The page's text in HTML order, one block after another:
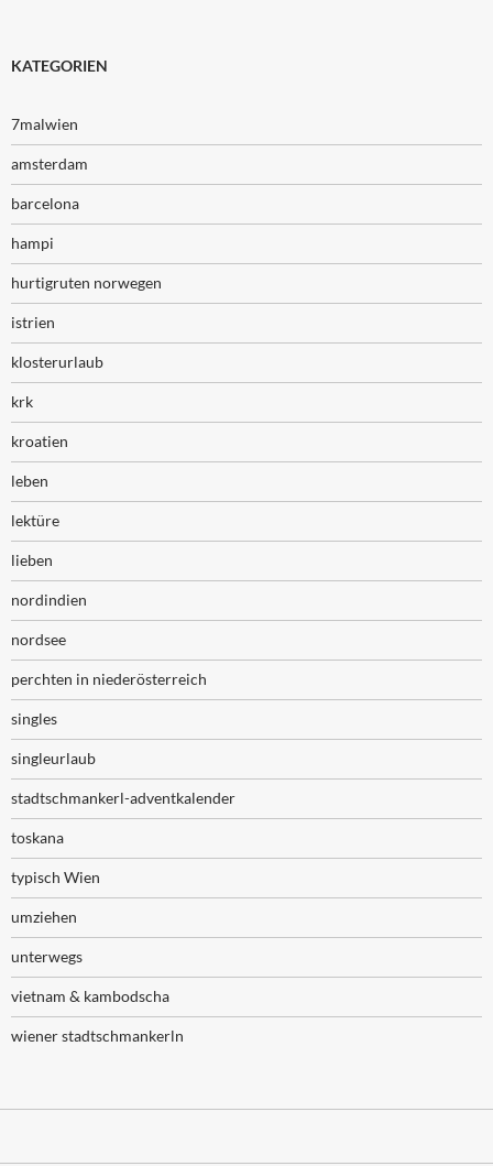
KATEGORIEN
7malwien
amsterdam
barcelona
hampi
hurtigruten norwegen
istrien
klosterurlaub
krk
kroatien
leben
lektüre
lieben
nordindien
nordsee
perchten in niederösterreich
singles
singleurlaub
stadtschmankerl-adventkalender
toskana
typisch Wien
umziehen
unterwegs
vietnam & kambodscha
wiener stadtschmankerln